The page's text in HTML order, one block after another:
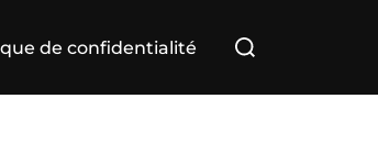
de confidentialité
Rechercher :